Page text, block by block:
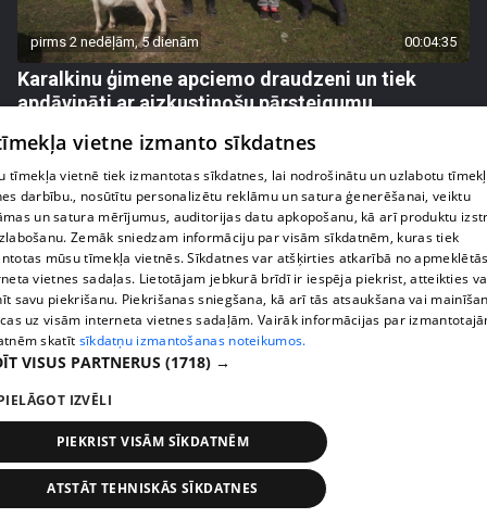
pirms 2 nedēļām, 5 dienām 00:04:35
Karalkinu ģimene apciemo draudzeni un tiek
apdāvināti ar aizkustinošu pārsteigumu
pirms 2 nedēļām, 5 dienām
Agrita Bindre stāsta, kā meita pielāgojas jaunajai
skolas un internāta ikdienai
45. epizode
vietne izmanto sīkdatnes
tīmekļa vietnē tiek izmantotas sīkdatnes, lai nodrošinātu un uzlabotu
darbību., nosūtītu personalizētu reklāmu un satura ģenerēšanai, veiktu
un satura mērījumus, auditorijas datu apkopošanu, kā arī produktu
Zemāk sniedzam informāciju par visām sīkdatnēm, kuras tiek
mūsu tīmekļa vietnēs. Sīkdatnes var atšķirties atkarībā no
vietnes sadaļas. Lietotājam jebkurā brīdī ir iespēja piekrist, atteikties
savu piekrišanu. Piekrišanas sniegšana, kā arī tās atsaukšana vai
uz visām interneta vietnes sadaļām. Vairāk informācijas par
skatīt sīkdatņu izmantošanas noteikumos.
VISUS PARTNERUS (1718) →
IZVĒLI
PIEKRIST VISĀM SĪKDATNĒM
ATSTĀT TEHNISKĀS SĪKDATNES